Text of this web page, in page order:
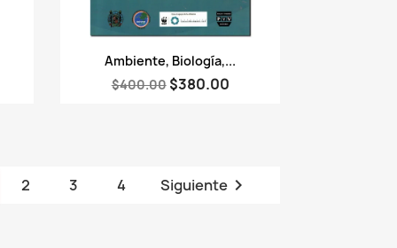
Vista rápida
Ambiente, Biología,...
$400.00 $380.00
2 3 4 Siguiente